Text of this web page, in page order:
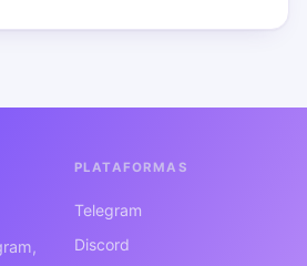
PLATAFORMAS
Telegram
Discord